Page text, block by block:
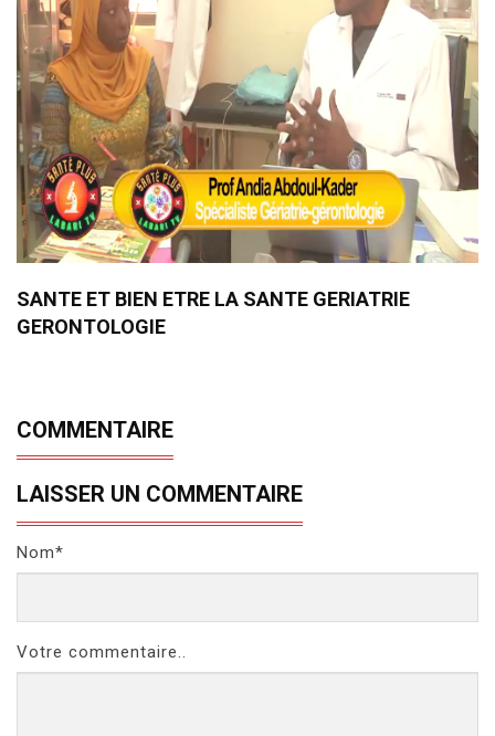
SANTE ET BIEN ETRE LA SANTE GERIATRIE
GERONTOLOGIE
COMMENTAIRE
LAISSER UN COMMENTAIRE
Nom*
Votre commentaire..